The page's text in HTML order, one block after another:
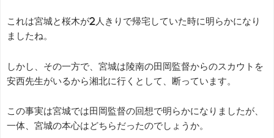
これは宮城と桜木が2人きりで帰宅していた時に明らかになり
ましたね。
しかし、その一方で、宮城は陵南の田岡監督からのスカウトを
安西先生がいるから湘北に行くとして、断っています。
この事実は宮城では田岡監督の回想で明らかになりましたが、
一体、宮城の本心はどちらだったのでしょうか。